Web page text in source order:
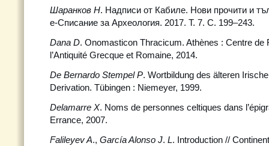
Шаранков Н. Надписи от Кабиле. Нови прочити и
е-Списание за Археология. 2017. T. 7. С. 199–243.
Dana D. Onomasticon Thracicum. Athènes : Centre de
l’Antiquité Grecque et Romaine, 2014.
De Bernardo Stempel P. Wortbildung des älteren
Derivation. Tübingen : Niemeyer, 1999.
Delamarre X. Noms de personnes celtiques dans
Errance, 2007.
Falileyev A., García Alonso J. L. Introduction //